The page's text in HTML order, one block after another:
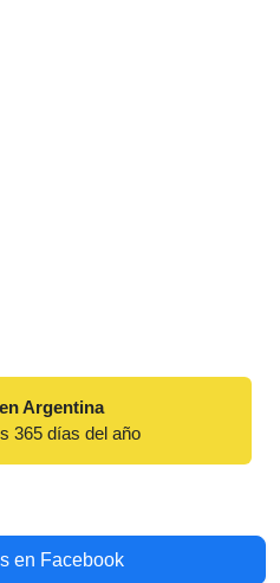
Argentina
365 días del año
en Facebook